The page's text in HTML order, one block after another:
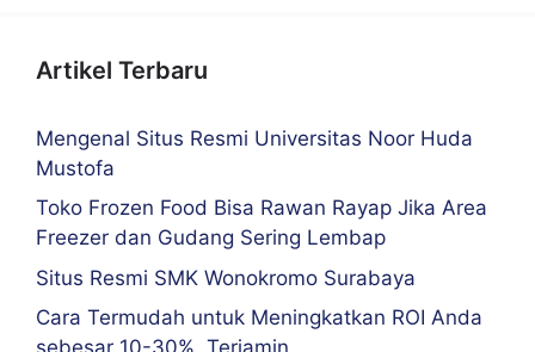
Artikel Terbaru
Mengenal Situs Resmi Universitas Noor Huda
Mustofa
Toko Frozen Food Bisa Rawan Rayap Jika Area
Freezer dan Gudang Sering Lembap
Situs Resmi SMK Wonokromo Surabaya
Cara Termudah untuk Meningkatkan ROI Anda